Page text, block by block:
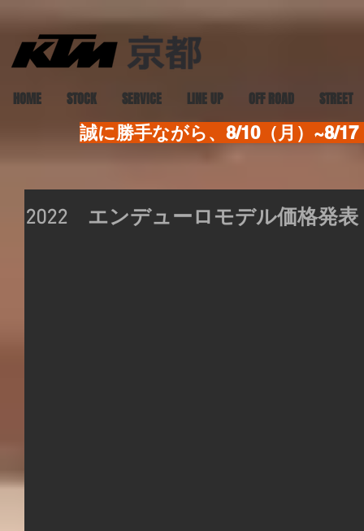
HOME STOCK SERVICE LINE UP OFF ROAD STREET
誠に勝手ながら、8/10（月）~8/
2022 エンデューロモデル価格発表